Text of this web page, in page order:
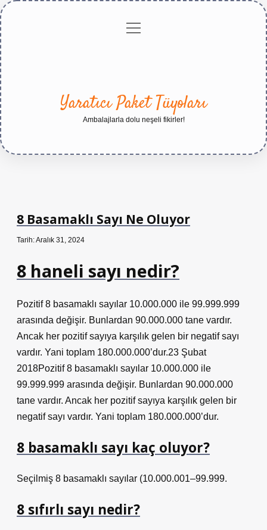
Gizlilikmenüyü
Yaratıcı Paket Tüyoları
Ambalajlarla dolu neşeli fikirler!
8 Basamaklı Sayı Ne Oluyor
Tarih: Aralık 31, 2024
8 haneli sayı nedir?
Pozitif 8 basamaklı sayılar 10.000.000 ile 99.999.999
arasında değişir. Bunlardan 90.000.000 tane vardır.
Ancak her pozitif sayıya karşılık gelen bir negatif sayı
vardır. Yani toplam 180.000.000’dur.23 Şubat
2018Pozitif 8 basamaklı sayılar 10.000.000 ile
99.999.999 arasında değişir. Bunlardan 90.000.000
tane vardır. Ancak her pozitif sayıya karşılık gelen bir
negatif sayı vardır. Yani toplam 180.000.000’dur.
8 basamaklı sayı kaç oluyor?
Seçilmiş 8 basamaklı sayılar (10.000.001–99.999.
8 sıfırlı sayı nedir?